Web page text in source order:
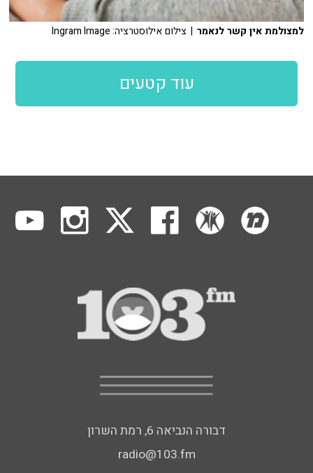
למצולמת אין קשר לנאמר | צילום אילוסטרציה: Ingram Image
עוד קטעים
דבורה הנביאה 6, רמת השרון
radio@103.fm